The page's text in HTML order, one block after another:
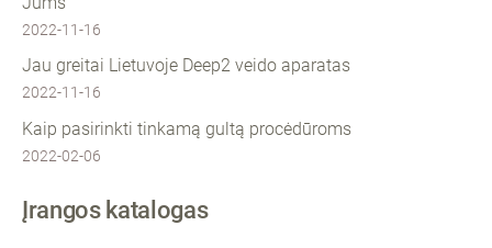
2022-11-16
Jau greitai Lietuvoje Deep2 veido aparatas
2022-11-16
Kaip pasirinkti tinkamą gultą procėdūroms
2022-02-06
Įrangos katalogas